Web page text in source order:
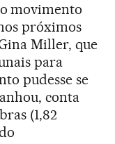
movimento
próximos
Miller, que
para
pudesse se
conta
(1,82